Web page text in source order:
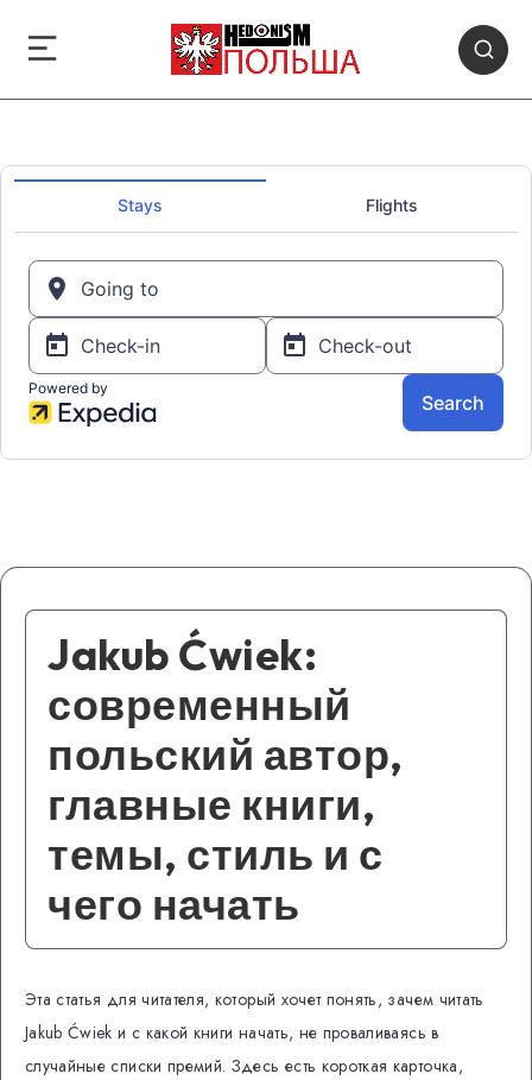
Jakub Ćwiek:
современный
польский автор,
главные книги,
темы, стиль и с
чего начать
Эта статья для читателя, который хочет понять, зачем читать
Jakub Ćwiek и с какой книги начать, не проваливаясь в
случайные списки премий. Здесь есть короткая карточка,